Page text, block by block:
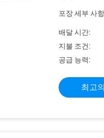
포장 세부 사
배달 시간:
지불 조건:
공급 능력:
최고